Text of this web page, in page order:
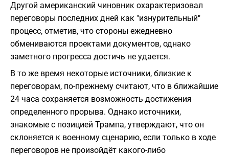
Другой американский чиновник охарактеризовал
переговоры последних дней как "изнурительный"
процесс, отметив, что стороны ежедневно
обмениваются проектами документов, однако
заметного прогресса достичь не удается.
В то же время некоторые источники, близкие к
переговорам, по-прежнему считают, что в ближайшие
24 часа сохраняется возможность достижения
определенного прорыва. Однако источники,
знакомые с позицией Трампа, утверждают, что он
склоняется к военному сценарию, если только в ходе
переговоров не произойдёт какого-либо